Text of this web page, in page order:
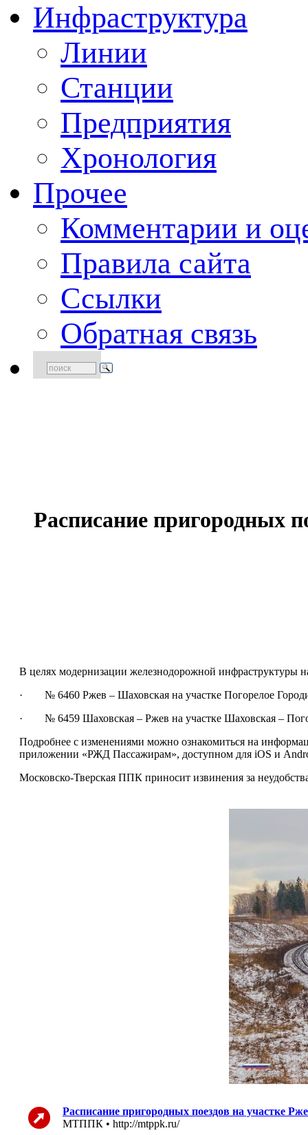
Инфраструктура
Линии
Станции
Предприятия
Хронология
Прочее
Комментарии и
Правила сайта
Ссылки
Обратная связь
Расписание пригородных
В целях модернизации железнодорожной инфраструктуры
· № 6460 Ржев – Шаховская на участке Погорелое
· № 6459 Шаховская – Ржев на участке Шаховская –
Подробнее с изменениями можно ознакомиться на
приложении «РЖД Пассажирам», доступном для iOS и
Московско-Тверская ППК приносит извинения за
Расписание пригородных поездов на участке
МТППК • http://mtppk.ru/